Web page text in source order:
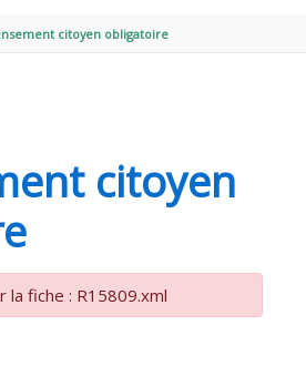
PRINCIPAL
citoyen obligatoire
citoyen
fiche : R15809.xml